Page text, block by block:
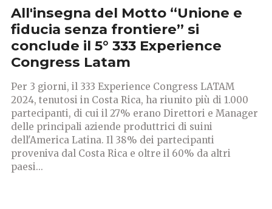
All'insegna del Motto “Unione e
fiducia senza frontiere” si
conclude il 5° 333 Experience
Congress Latam
Per 3 giorni, il 333 Experience Congress LATAM
2024, tenutosi in Costa Rica, ha riunito più di 1.000
partecipanti, di cui il 27% erano Direttori e Manager
delle principali aziende produttrici di suini
dell'America Latina. Il 38% dei partecipanti
proveniva dal Costa Rica e oltre il 60% da altri
paesi...